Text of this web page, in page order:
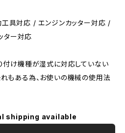
具対応 / エンジンカッター対応 /
ター対応
付け機種が湿式に対応していない
もある為、お使いの機械の使用法
shipping available